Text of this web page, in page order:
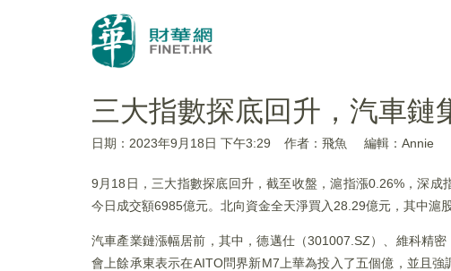
三大指數探底回升，汽車鏈
日期：2023年9月18日 下午3:29 作者：飛魚 編輯：Annie
9月18日，三大指數探底回升，截至收盤，滬指漲0.26%，深
今日成交額6985億元。北向資金全天淨買入28.29億元，其中滬
汽車產業鏈漲幅居前，其中，德邁仕（301007.SZ）、維科精
會上餘承東表示在AITO問界新M7上華為投入了五個億，並且